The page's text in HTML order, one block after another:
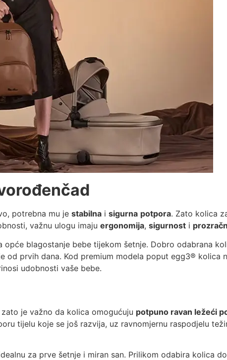
potrebna mu je stabilna i sigurna potpora. Zato kolica
važnu ulogu imaju ergonomija, sigurnost i
blagostanje bebe tijekom šetnje. Dobro odabrana
prvih dana. Kod premium modela poput egg3® kolica
udobnosti vaše bebe.
je važno da kolica omogućuju potpuno ravan ležeći
tijelu koje se još razvija, uz ravnomjernu raspodjelu
za prve šetnje i miran san. Prilikom odabira kolica